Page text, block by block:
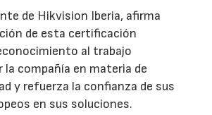
de Hikvision Iberia, afirma
de esta certificación
al trabajo
la compañía en materia de
y refuerza la confianza de sus
en sus soluciones.